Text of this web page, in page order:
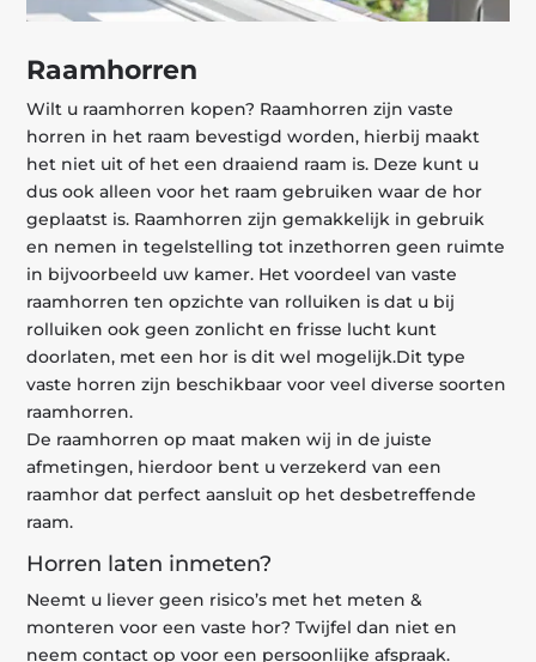
Raamhorren
Wilt u raamhorren kopen? Raamhorren zijn vaste
horren in het raam bevestigd worden, hierbij maakt
het niet uit of het een draaiend raam is. Deze kunt u
dus ook alleen voor het raam gebruiken waar de hor
geplaatst is. Raamhorren zijn gemakkelijk in gebruik
en nemen in tegelstelling tot inzethorren geen ruimte
in bijvoorbeeld uw kamer. Het voordeel van vaste
raamhorren ten opzichte van rolluiken is dat u bij
rolluiken ook geen zonlicht en frisse lucht kunt
doorlaten, met een hor is dit wel mogelijk.Dit type
vaste horren zijn beschikbaar voor veel diverse soorten
raamhorren.
De raamhorren op maat maken wij in de juiste
afmetingen, hierdoor bent u verzekerd van een
raamhor dat perfect aansluit op het desbetreffende
raam.
Horren laten inmeten?
Neemt u liever geen risico’s met het meten &
monteren voor een vaste hor? Twijfel dan niet en
neem contact op voor een persoonlijke afspraak.